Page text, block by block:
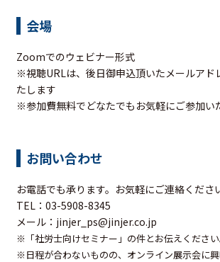
会場
Zoomでのウェビナー形式
※視聴URLは、後日御申込頂いたメールアド
たします
※参加費無料でどなたでもお気軽にご参加い
お問い合わせ
お電話でも承ります。お気軽にご連絡くださ
TEL：03-5908-8345
メール：jinjer_ps@jinjer.co.jp
※「社労士向けセミナー」の件とお伝えください
※日程が合わないものの、オンライン展示会に